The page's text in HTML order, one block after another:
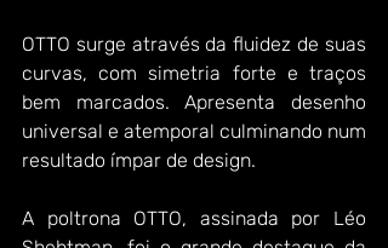
OTTO surge através da fluidez de suas
curvas, com simetria forte e traços
bem marcados. Apresenta desenho
universal e atemporal culminando num
resultado ímpar de design.
A poltrona OTTO, assinada por Léo